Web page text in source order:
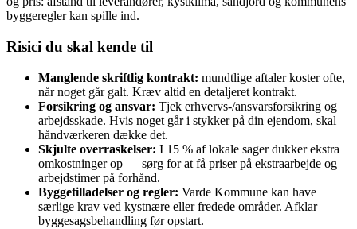
byggeregler kan spille ind.
Risici du skal kende til
Manglende skriftlig kontrakt: mundtlige aftaler koster ofte,
når noget går galt. Kræv altid en detaljeret kontrakt.
Forsikring og ansvar: Tjek erhvervs‑/ansvarsforsikring og
arbejdsskade. Hvis noget går i stykker på din ejendom, skal
håndværkeren dække det.
Skjulte overraskelser: I 15 % af lokale sager dukker ekstra
omkostninger op — sørg for at få priser på ekstraarbejde og
arbejdstimer på forhånd.
Byggetilladelser og regler: Varde Kommune kan have
særlige krav ved kystnære eller fredede områder. Afklar
byggesagsbehandling før opstart.